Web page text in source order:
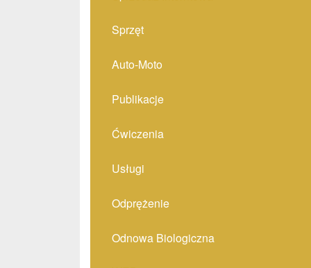
Sprzęt
Auto-Moto
Publikacje
Ćwiczenia
Usługi
Odprężenie
Odnowa Biologiczna